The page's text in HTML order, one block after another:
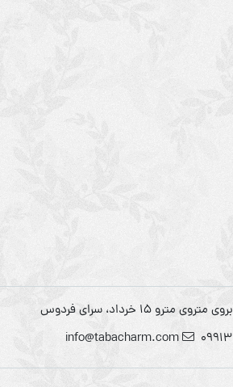
۱۵ خرداد، سرای فردوس
info@tabacharm.com